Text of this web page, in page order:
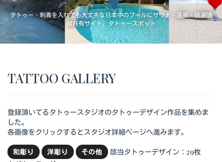
タトゥー・刺青を入れても大丈夫な日本中のプールにサウナ・温泉・銭湯情
報共有サイト、タトゥースポット
TATTOO GALLERY
登録頂いてるタトゥースタジオのタトゥーデザイン作品を集めま
した。
各画像をクリックするとスタジオ詳細ページへ進みます。
和彫り 洋彫り その他
該当タトゥーデザイン：29枚